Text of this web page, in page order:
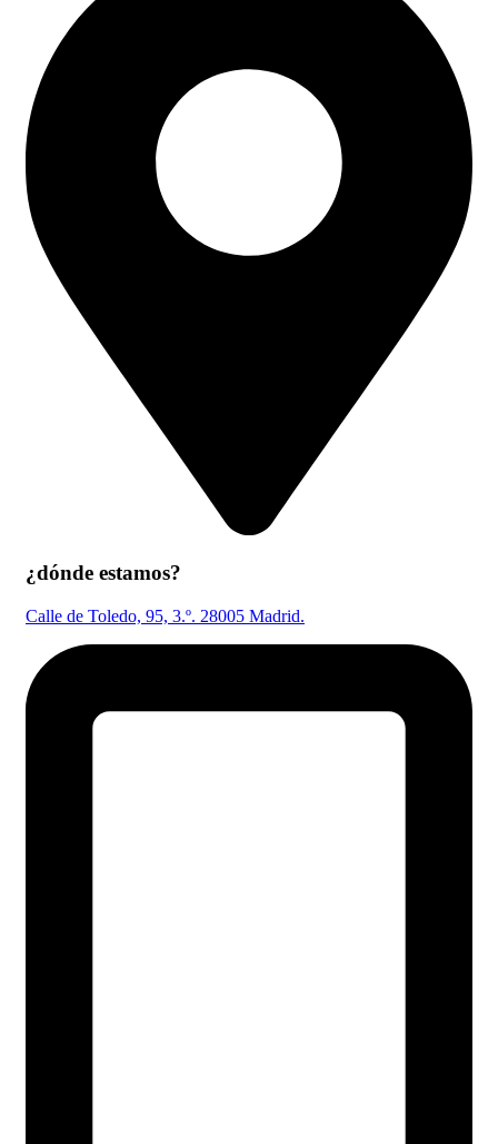
¿dónde estamos?
Calle de Toledo, 95, 3.º. 28005 Madrid.